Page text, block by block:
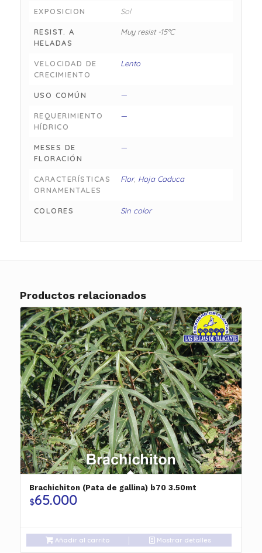
EXPOSICION Sol
RESIST. A
HELADAS
Muy resist -15°C
VELOCIDAD DE
CRECIMIENTO
Lento
USO COMÚN —
REQUERIMIENTO
HÍDRICO
—
MESES DE
FLORACIÓN
—
CARACTERÍSTICAS
ORNAMENTALES
Flor, Hoja Caduca
COLORES Sin color
Productos relacionados
Brachichiton (Pata de gallina) b70 3.50mt
$65.000
Añadir al carrito Mostrar detalles